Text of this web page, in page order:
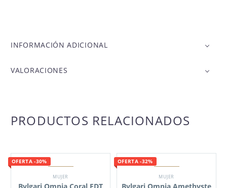
INFORMACIÓN ADICIONAL
VALORACIONES
PRODUCTOS RELACIONADOS
OFERTA -30%
MUJER
Bvlgari Omnia Coral EDT
OFERTA -32%
MUJER
Bvlgari Omnia Amethyste